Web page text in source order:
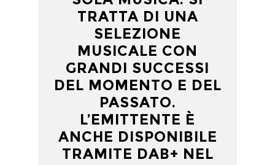
Phil Collins - Against All Odds
Gaia - Bossa Nostra
16:06Paul Russell - High Maintenance
TRATTA DI UNA
SELEZIONE
MUSICALE CON
GRANDI SUCCESSI
DEL MOMENTO E DEL
PASSATO.
L’EMITTENTE È
ANCHE DISPONIBILE
TRAMITE DAB+ NEL